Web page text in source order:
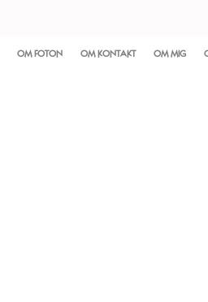
OM FOTON OM KONTAKT OM MIG